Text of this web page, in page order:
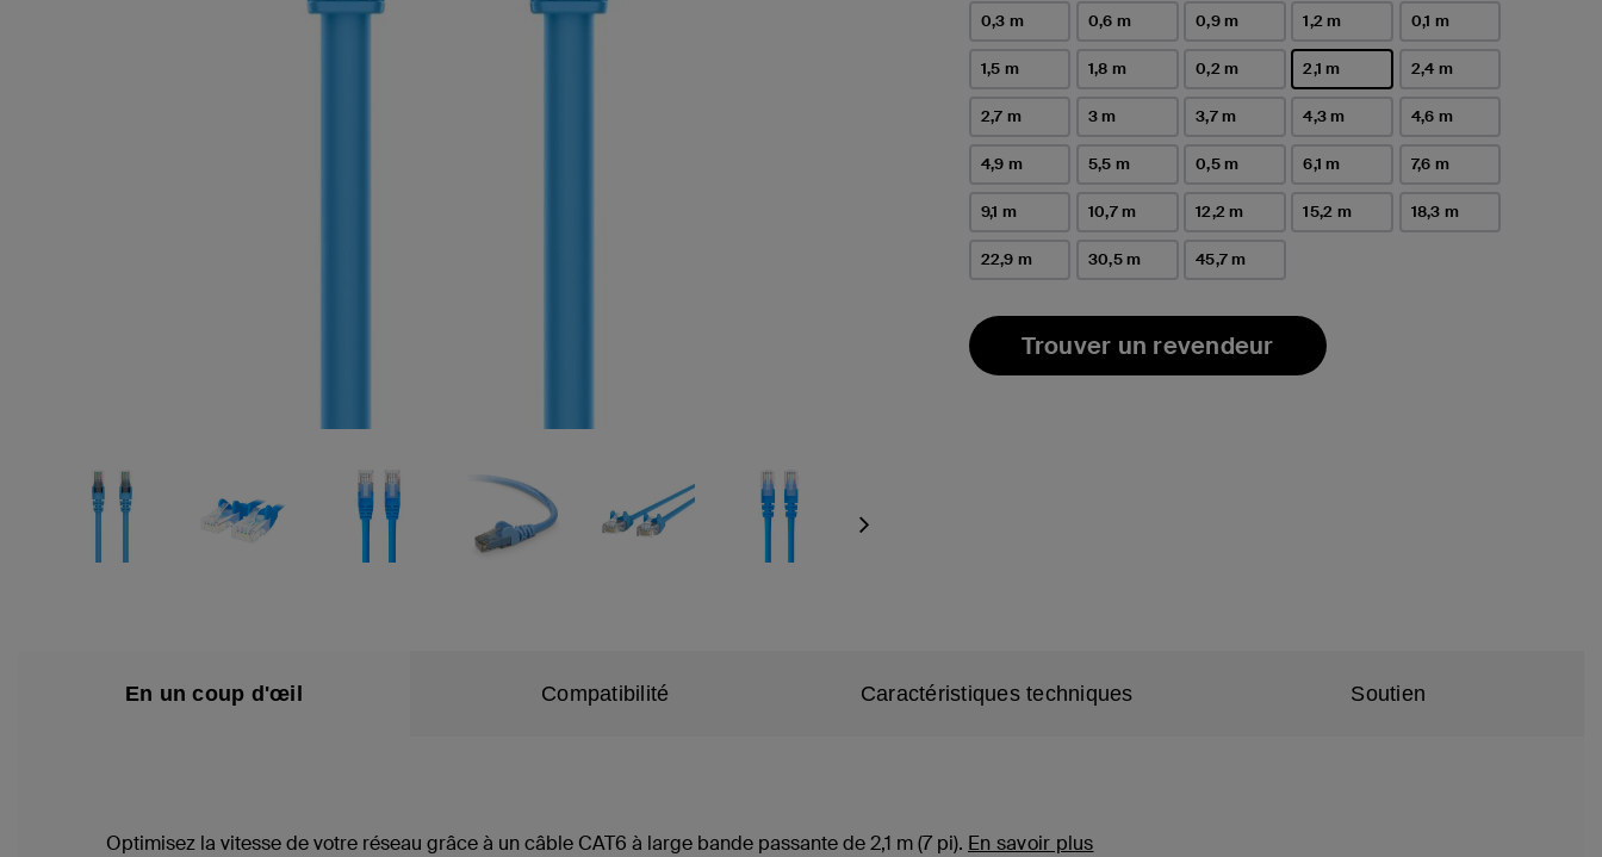
Next
0,3 m 0,6 m 0,9 m 1,2 m 0,1 m
1,5 m 1,8 m 0,2 m 2,1 m
sélectionné(s)
2,4 m
2,7 m 3 m 3,7 m 4,3 m 4,6 m
4,9 m 5,5 m 0,5 m 6,1 m 7,6 m
9,1 m 10,7 m 12,2 m 15,2 m 18,3 m
22,9 m 30,5 m 45,7 m
Trouver un revendeur
En un coup d'œil Compatibilité Caractéristiques techniques Soutien
Optimisez la vitesse de votre réseau grâce à un câble CAT6 à large bande passante de 2,1 m (7pi). En savoir plus